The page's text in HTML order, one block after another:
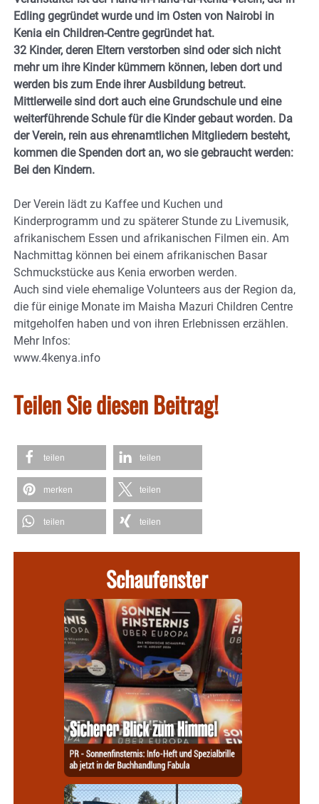
Edling gegründet wurde und im Osten von Nairobi in
Kenia ein Children-Centre gegründet hat.
32 Kinder, deren Eltern verstorben sind oder sich nicht
mehr um ihre Kinder kümmern können, leben dort und
werden bis zum Ende ihrer Ausbildung betreut.
Mittlerweile sind dort auch eine Grundschule und eine
weiterführende Schule für die Kinder gebaut worden. Da
der Verein, rein aus ehrenamtlichen Mitgliedern besteht,
kommen die Spenden dort an, wo sie gebraucht werden:
Bei den Kindern.
Der Verein lädt zu Kaffee und Kuchen und
Kinderprogramm und zu späterer Stunde zu Livemusik,
afrikanischem Essen und afrikanischen Filmen ein. Am
Nachmittag können bei einem afrikanischen Basar
Schmuckstücke aus Kenia erworben werden.
Auch sind viele ehemalige Volunteers aus der Region da,
die für einige Monate im Maisha Mazuri Children Centre
mitgeholfen haben und von ihren Erlebnissen erzählen.
Mehr Infos:
www.4kenya.info
Teilen Sie diesen Beitrag!
teilen teilen
merken teilen
teilen teilen
Schaufenster